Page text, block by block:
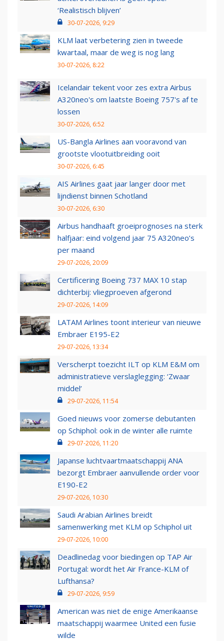
‘Realistisch blijven’
30-07-2026, 9:29
KLM laat verbetering zien in tweede
kwartaal, maar de weg is nog lang
30-07-2026, 8:22
Icelandair tekent voor zes extra Airbus
A320neo's om laatste Boeing 757's af te
lossen
30-07-2026, 6:52
US-Bangla Airlines aan vooravond van
grootste vlootuitbreiding ooit
30-07-2026, 6:45
AIS Airlines gaat jaar langer door met
lijndienst binnen Schotland
30-07-2026, 6:30
Airbus handhaaft groeiprognoses na sterk
halfjaar: eind volgend jaar 75 A320neo’s
per maand
29-07-2026, 20:09
Certificering Boeing 737 MAX 10 stap
dichterbij: vliegproeven afgerond
29-07-2026, 14:09
LATAM Airlines toont interieur van nieuwe
Embraer E195-E2
29-07-2026, 13:34
Verscherpt toezicht ILT op KLM E&M om
administratieve verslaglegging: ‘Zwaar
middel’
29-07-2026, 11:54
Goed nieuws voor zomerse debutanten
op Schiphol: ook in de winter alle ruimte
29-07-2026, 11:20
Japanse luchtvaartmaatschappij ANA
bezorgt Embraer aanvullende order voor
E190-E2
29-07-2026, 10:30
Saudi Arabian Airlines breidt
samenwerking met KLM op Schiphol uit
29-07-2026, 10:00
Deadlinedag voor biedingen op TAP Air
Portugal: wordt het Air France-KLM of
Lufthansa?
29-07-2026, 9:59
American was niet de enige Amerikaanse
maatschappij waarmee United een fusie
wilde